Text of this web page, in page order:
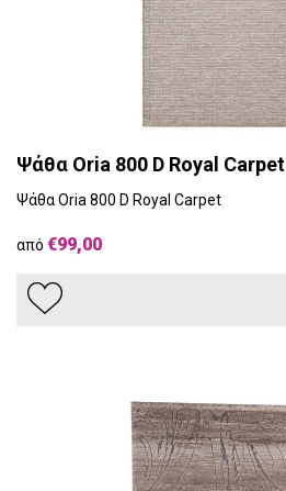
Ψάθα Oria 800 D Royal Carpet
Ψάθα Oria 800 D Royal Carpet
από €99,00